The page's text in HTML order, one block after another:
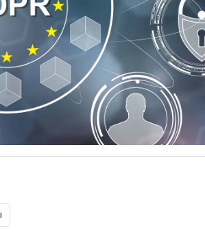
D
Data Protection